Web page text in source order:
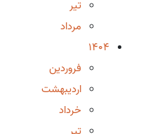
تیر
مرداد
1404
فروردین
اردیبهشت
خرداد